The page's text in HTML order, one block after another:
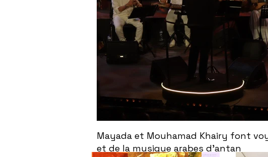
Mayada et Mouhamad Khairy font
et de la musique arabes d'antan